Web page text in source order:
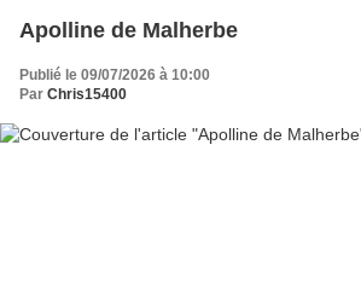
Apolline de Malherbe
Publié le 09/07/2026 à 10:00
Par Chris15400